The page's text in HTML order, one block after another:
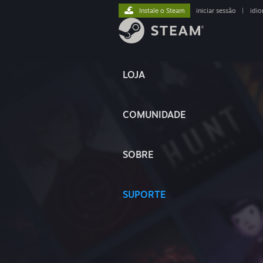
LOJA
COMUNIDADE
SOBRE
SUPORTE
Instale o Steam iniciar sessão